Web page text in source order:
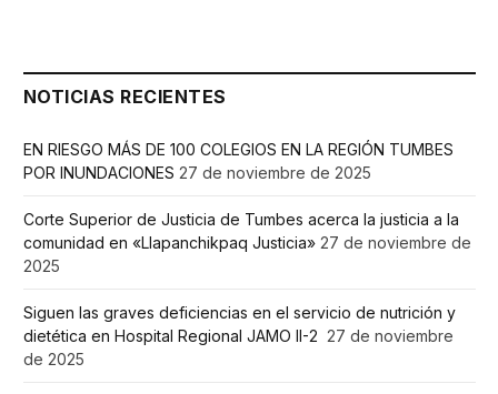
NOTICIAS RECIENTES
EN RIESGO MÁS DE 100 COLEGIOS EN LA REGIÓN TUMBES
POR INUNDACIONES 27 de noviembre de 2025
Corte Superior de Justicia de Tumbes acerca la justicia a la
comunidad en «Llapanchikpaq Justicia» 27 de noviembre de
2025
Siguen las graves deficiencias en el servicio de nutrición y
dietética en Hospital Regional JAMO II-2 27 de noviembre
de 2025